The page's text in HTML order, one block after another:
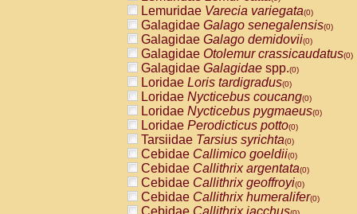
AtelidaeAlouattaspp.(0)
AtelidaeAteles belzebuth(0)
AtelidaeAteles geoffroyi(0)
AtelidaeAteles paniscus(0)
AtelidaeAtelesspp.(0)
Atelidae Lagothrix lagothricha
AtelidaeLagothrix lagothricha cana
PitheciidaeCacajao calvus
PitheciidaeCallicebus cupreus
PitheciidaeCallicebus donacophilus
PitheciidaeCallicebus moloch
PitheciidaeCallicebus torquatus
PitheciidaeCallicebusspp.(0)
PitheciidaeChiropotes satanas(0)
PitheciidaePithecia monachus
Lemuridae Varecia variegata(0)
Galagidae Galago senegalensis(0)
Galagidae Galago demidovii(0)
Galagidae Otolemur crassicaudatus(0)
Galagidae Galagidae spp.(0)
Loridae Loris tardigradus(0)
Loridae Nycticebus coucang(0)
Loridae Nycticebus pygmaeus(0)
Loridae Perodicticus potto(0)
Tarsiidae Tarsius syrichta(0)
Cebidae Callimico goeldii(0)
Cebidae Callithrix argentata(0)
Cebidae Callithrix geoffroyi(0)
Cebidae Callithrix humeralifer(0)
Cebidae Callithrix jacchus